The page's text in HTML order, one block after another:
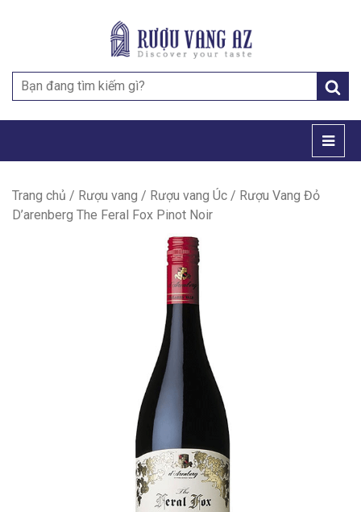
Search
for:
Trang chủ / Rượu vang / Rượu vang Úc / Rượu Vang Đỏ
D’arenberg The Feral Fox Pinot Noir